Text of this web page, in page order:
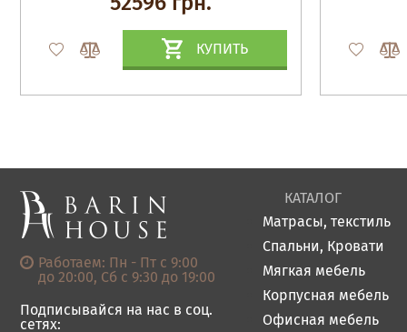
КУПИТЬ
Работаем: Пн - Пт с 9:00
до 20:00, Сб с 9:30 до 19:00
Подписывайся на нас в соц.
сетях:
КАТАЛОГ
Матрасы, текстиль
Спальни, Кровати
Мягкая мебель
Корпусная мебель
Офисная мебель